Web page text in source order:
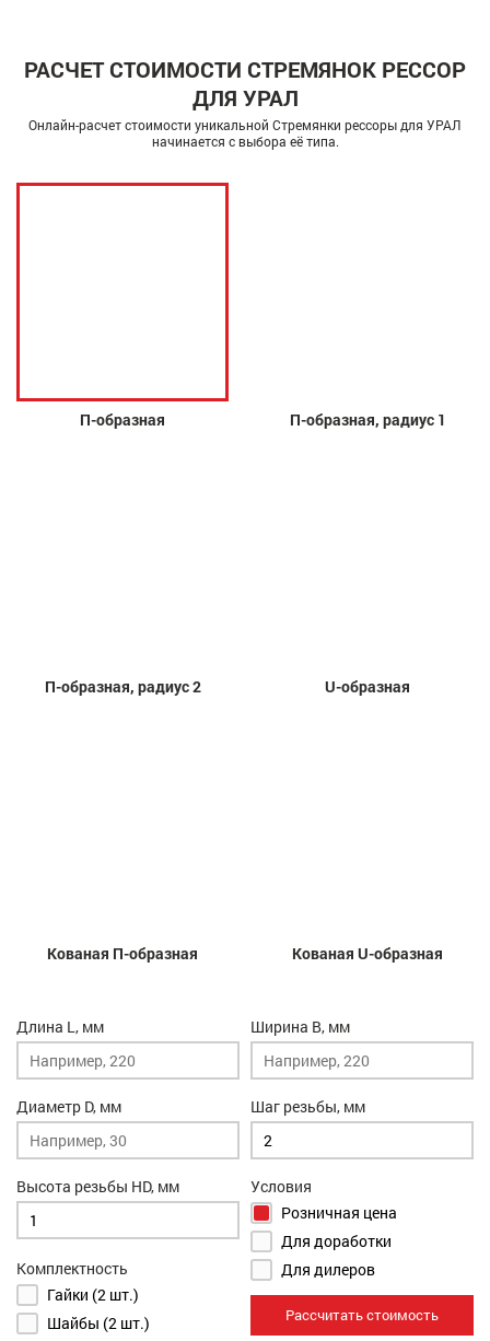
РАСЧЕТ СТОИМОСТИ СТРЕМЯНОК РЕССОР
ДЛЯ УРАЛ
Онлайн-расчет стоимости уникальной Стремянки рессоры для УРАЛ
начинается с выбора её типа.
П-образная П-образная, радиус 1
П-образная, радиус 2 U-образная
Кованая П-образная Кованая U-образная
Длина L, мм
Диаметр D, мм
Ширина B, мм
Шаг резьбы, мм
Высота резьбы HD, мм
Комплектность
Гайки (2 шт.)
Шайбы (2 шт.)
Условия
Розничная цена
Для доработки
Для дилеров
Рассчитать стоимость